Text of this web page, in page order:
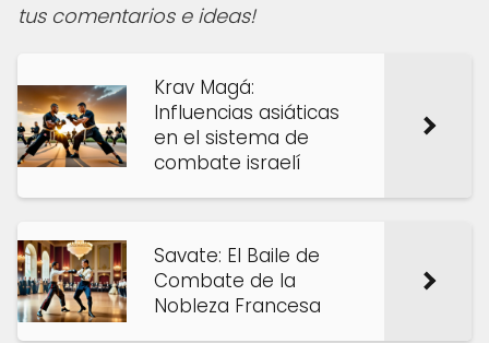
tus comentarios e ideas!
Krav Magá:
Influencias asiáticas
en el sistema de
combate israelí
Savate: El Baile de
Combate de la
Nobleza Francesa